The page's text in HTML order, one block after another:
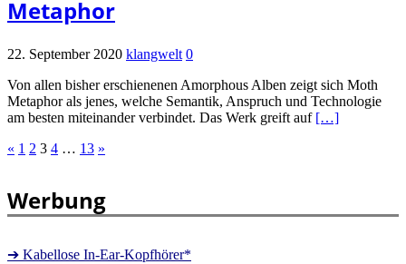
Metaphor
22. September 2020 klangwelt 0
Von allen bisher erschienenen Amorphous Alben zeigt sich Moth
Metaphor als jenes, welche Semantik, Anspruch und Technologie
am besten miteinander verbindet. Das Werk greift auf […]
Seitennummerierung
Beiträge
« 1 2 3 4 … 13 »
Werbung
➔ Kabellose In-Ear-Kopfhörer*